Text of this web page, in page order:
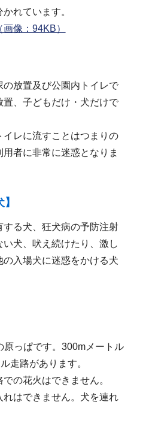
れています。
像：94KB）
の放置及び公園内トイレで
、子どもだけ・犬だけで
レに流すことはつまりの
者に非常に迷惑となりま
る犬、狂犬病の予防注射
犬、吠え続けたり、激し
入場犬に迷惑をかける犬
っぱです。300mメートル
走路があります。
の花火はできません。
れはできません。犬を連れ